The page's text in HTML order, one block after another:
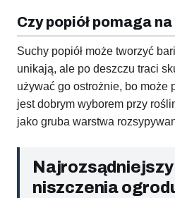
Czy popiół pomaga
Suchy popiół może tworzyć
unikają, ale po deszczu traci
używać go ostrożnie, bo może
jest dobrym wyborem przy
jako gruba warstwa
Najrozsądniejszy
niszczenia